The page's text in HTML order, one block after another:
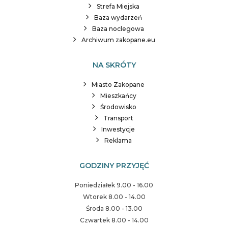
Strefa Miejska
Baza wydarzeń
Baza noclegowa
Archiwum zakopane.eu
NA SKRÓTY
Miasto Zakopane
Mieszkańcy
Środowisko
Transport
Inwestycje
Reklama
GODZINY PRZYJĘĆ
Poniedziałek 9.00 - 16.00
Wtorek 8.00 - 14.00
Środa 8.00 - 13.00
Czwartek 8.00 - 14.00